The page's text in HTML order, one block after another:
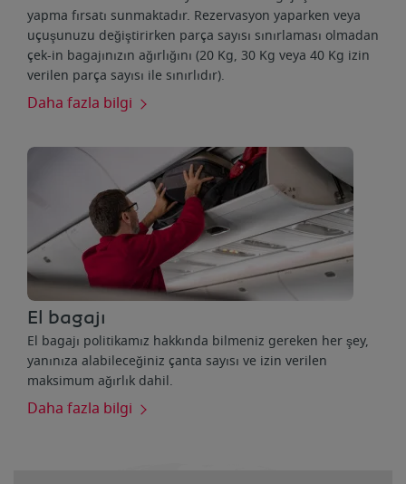
yapma fırsatı sunmaktadır. Rezervasyon yaparken veya
uçuşunuzu değiştirirken parça sayısı sınırlaması olmadan
çek-in bagajınızın ağırlığını (20 Kg, 30 Kg veya 40 Kg izin
verilen parça sayısı ile sınırlıdır).
Daha fazla bilgi
El bagajı
El bagajı politikamız hakkında bilmeniz gereken her şey,
yanınıza alabileceğiniz çanta sayısı ve izin verilen
maksimum ağırlık dahil.
Daha fazla bilgi